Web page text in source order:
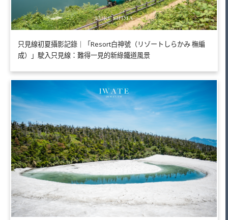
只見線初夏攝影記錄｜「Resort白神號（リゾートしらかみ 橅編
成）」駛入只見線：難得一見的新綠鐵道風景